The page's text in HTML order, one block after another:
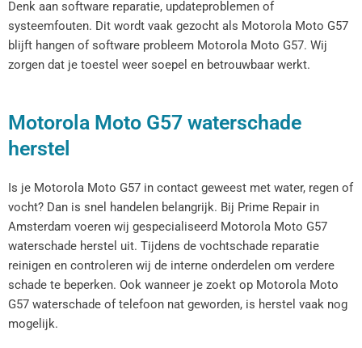
Denk aan software reparatie, updateproblemen of
systeemfouten. Dit wordt vaak gezocht als Motorola Moto G57
blijft hangen of software probleem Motorola Moto G57. Wij
zorgen dat je toestel weer soepel en betrouwbaar werkt.
Motorola Moto G57 waterschade
herstel
Is je Motorola Moto G57 in contact geweest met water, regen of
vocht? Dan is snel handelen belangrijk. Bij Prime Repair in
Amsterdam voeren wij gespecialiseerd Motorola Moto G57
waterschade herstel uit. Tijdens de vochtschade reparatie
reinigen en controleren wij de interne onderdelen om verdere
schade te beperken. Ook wanneer je zoekt op Motorola Moto
G57 waterschade of telefoon nat geworden, is herstel vaak nog
mogelijk.